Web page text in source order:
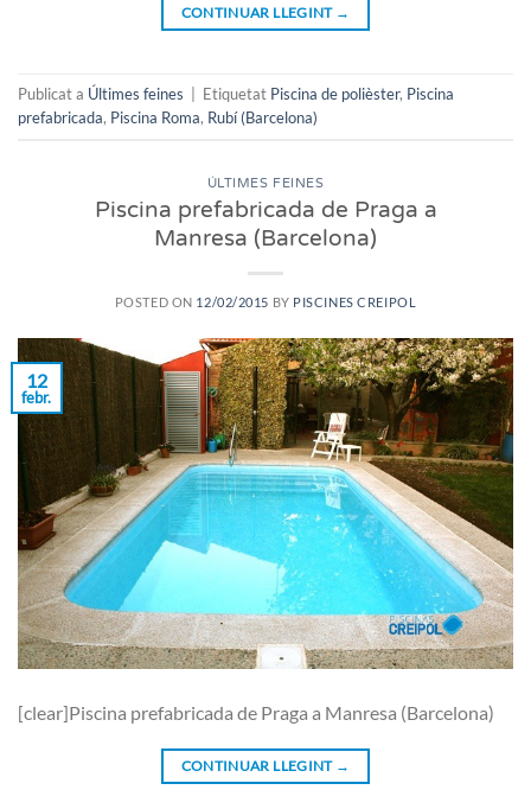
CONTINUAR LLEGINT →
Publicat a Últimes feines Etiquetat Piscina de polièster, Piscina
prefabricada, Piscina Roma, Rubí (Barcelona)
ÚLTIMES FEINES
Piscina prefabricada de Praga a
Manresa (Barcelona)
POSTED ON 12/02/2015 BY PISCINES CREIPOL
12
febr.
[clear]Piscina prefabricada de Praga a Manresa (Barcelona)
CONTINUAR LLEGINT →